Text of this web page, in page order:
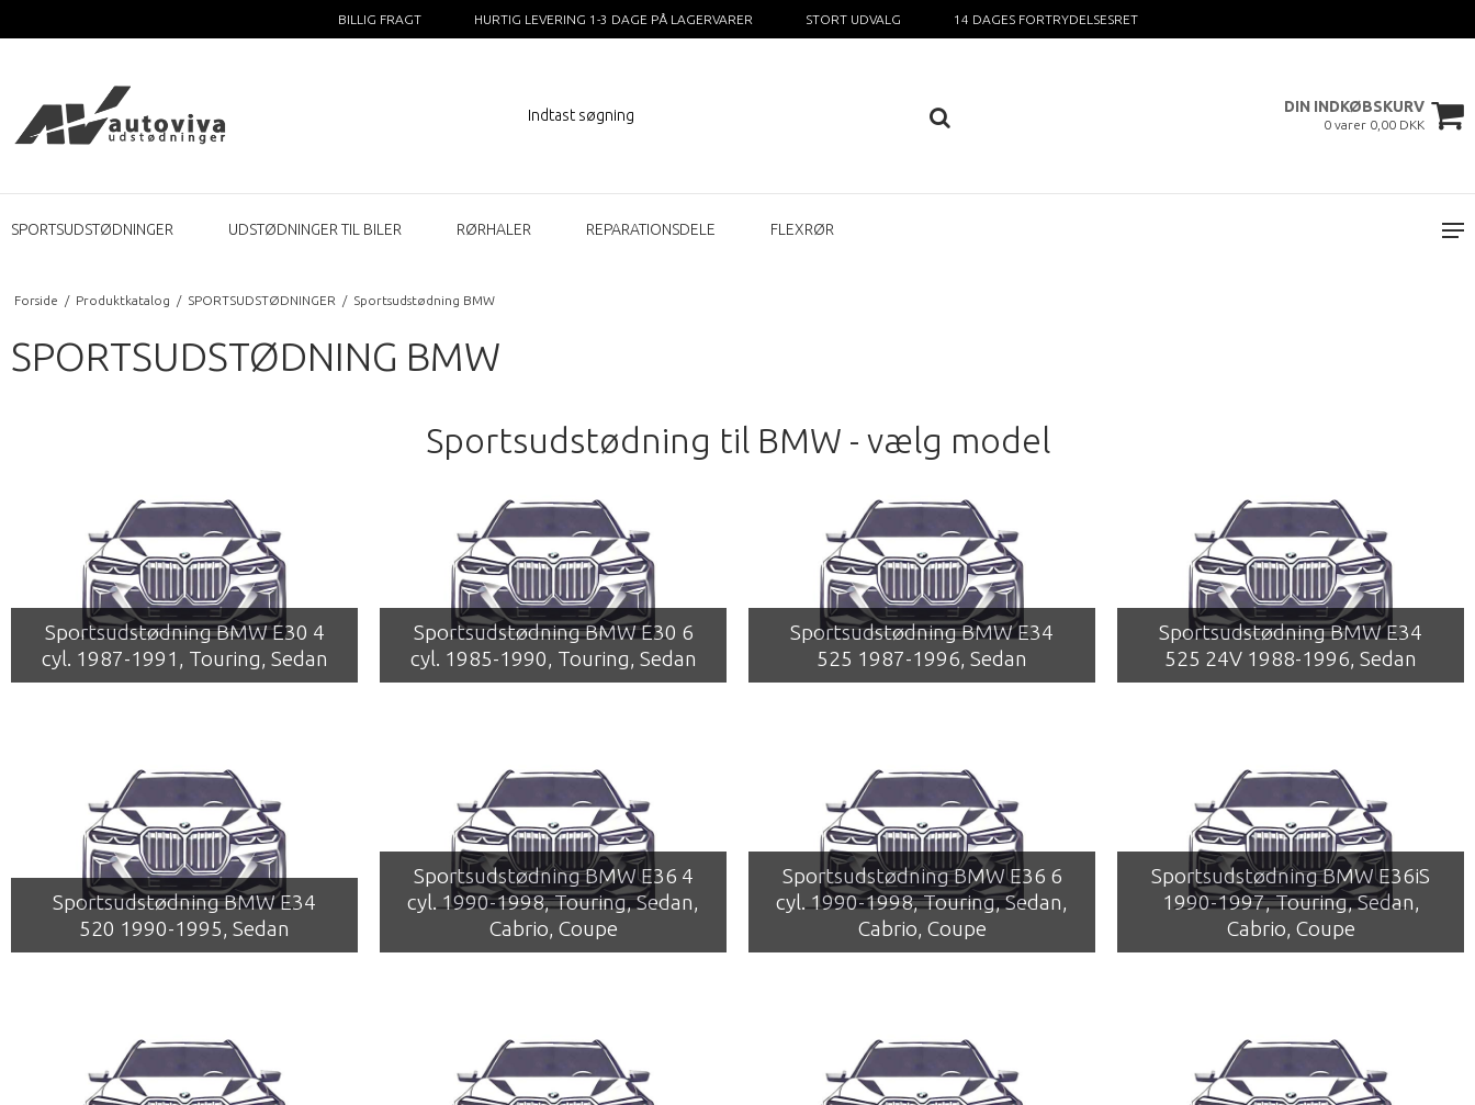
BILLIG FRAGT HURTIG LEVERING 1-3 DAGE PÅ LAGERVARER STORT UDVALG 14 DAGES FORTRYDELSESRET
DIN INDKØBSKURV
0 varer 0,00 DKK
SPORTSUDSTØDNINGER UDSTØDNINGER TIL BILER RØRHALER REPARATIONSDELE FLEXRØR
Forside / Produktkatalog / SPORTSUDSTØDNINGER / Sportsudstødning BMW
SPORTSUDSTØDNING BMW
Sportsudstødning til BMW - vælg model
Sportsudstødning BMW E30 4
cyl. 1987-1991, Touring, Sedan
Sportsudstødning BMW E30 6
cyl. 1985-1990, Touring, Sedan
Sportsudstødning BMW E34
525 1987-1996, Sedan
Sportsudstødning BMW E34
525 24V 1988-1996, Sedan
Sportsudstødning BMW E34
520 1990-1995, Sedan
Sportsudstødning BMW E36 4
cyl. 1990-1998, Touring, Sedan,
Cabrio, Coupe
Sportsudstødning BMW E36 6
cyl. 1990-1998, Touring, Sedan,
Cabrio, Coupe
Sportsudstødning BMW E36iS
1990-1997, Touring, Sedan,
Cabrio, Coupe